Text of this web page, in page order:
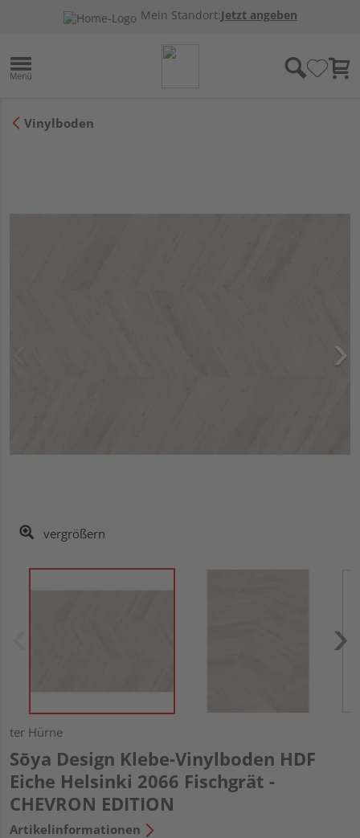
Mein Standort:Jetzt angeben
Vinylboden
vergrößern
ter Hürne
Sōya Design Klebe-Vinylboden HDF
Eiche Helsinki 2066 Fischgrät -
CHEVRON EDITION
Artikelinformationen